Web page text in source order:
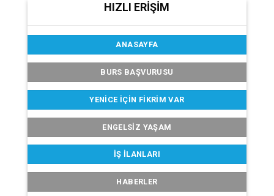
HIZLI ERİŞİM
ANASAYFA
BURS BAŞVURUSU
YENICE İÇIN FIKRIM VAR
ENGELSIZ YAŞAM
İŞ İLANLARI
HABERLER